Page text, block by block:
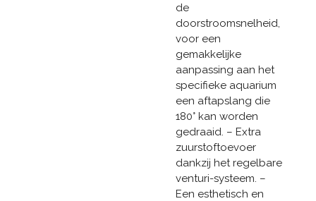
de
doorstroomsnelheid,
voor een
gemakkelijke
aanpassing aan het
specifieke aquarium
een aftapslang die
180° kan worden
gedraaid. – Extra
zuurstoftoevoer
dankzij het regelbare
venturi-systeem. –
Een esthetisch en